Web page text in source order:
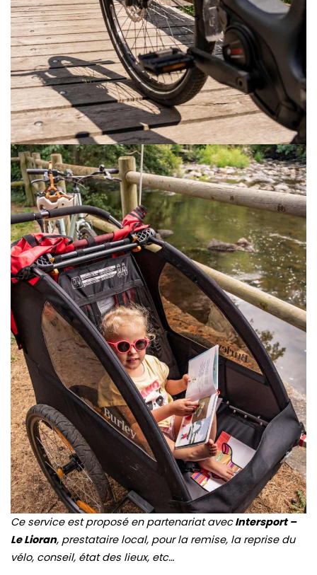
Ce service est proposé en partenariat avecIntersport –
Le Lioran, prestataire local, pour la remise, la reprise du
vélo, conseil, état des lieux, etc…